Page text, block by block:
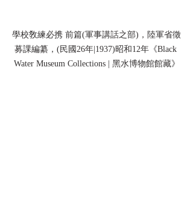
學校敎練必携 前篇(軍事講話之部)，陸軍省徵
募課編纂，(民國26年|1937)昭和12年《Black
Water Museum Collections | 黑水博物館館藏》